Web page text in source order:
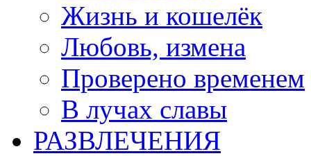
Жизнь и кошелёк
Любовь, измена
Проверено временем
В лучах славы
РАЗВЛЕЧЕНИЯ